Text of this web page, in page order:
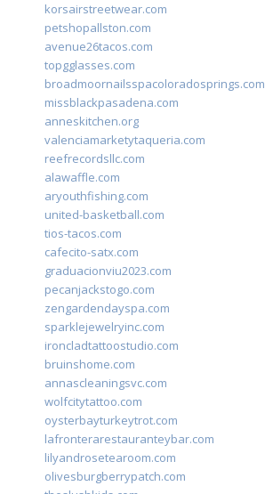
korsairstreetwear.com
petshopallston.com
avenue26tacos.com
topgglasses.com
broadmoornailsspacoloradosprings.com
missblackpasadena.com
anneskitchen.org
valenciamarketytaqueria.com
reefrecordsllc.com
alawaffle.com
aryouthfishing.com
united-basketball.com
tios-tacos.com
cafecito-satx.com
graduacionviu2023.com
pecanjackstogo.com
zengardendayspa.com
sparklejewelryinc.com
ironcladtattoostudio.com
bruinshome.com
annascleaningsvc.com
wolfcitytattoo.com
oysterbayturkeytrot.com
lafronterarestauranteybar.com
lilyandrosetearoom.com
olivesburgberrypatch.com